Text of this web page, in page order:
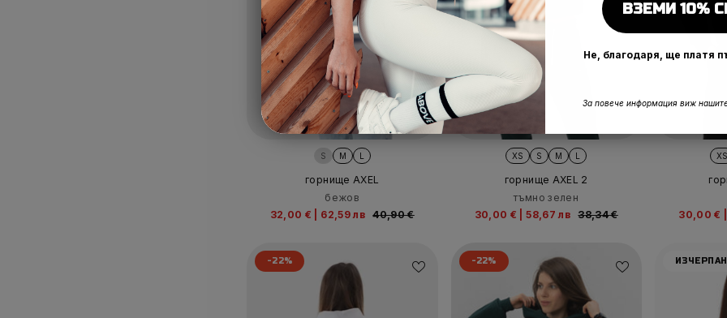
S M
горнище AXEL
бежов
32,00 €
62,59 лв 40,90 €
XS S M
горнище AXEL 2
тъмно зелен
30,00 €
58,67 лв 38,34 €
XS
30,00 €
-22% -22%
ВЗЕМИ 10%
Не, благодаря, ще платя
За повече информация виж